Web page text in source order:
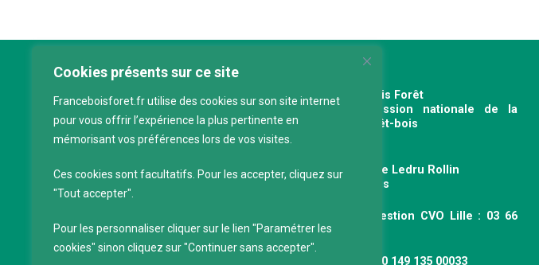
Cookies présents sur ce site
Franceboisforet.fr utilise des cookies sur son site internet
pour vous offrir l’expérience la plus pertinente en
mémorisant vos préférences lors de vos visites.
Ces cookies sont facultatifs. Pour les accepter, cliquez sur
"Tout accepter".
Pour les personnaliser cliquer sur le lien "Paramétrer les
cookies" sinon cliquez sur "Continuer sans accepter".
France Bois Forêt
Interprofession nationale de la
filière forêt-bois
120 avenue Ledru Rollin
75011 Paris
Service gestion CVO Lille : 03 66
88 39 63
SIRET : 490 149 135 00033